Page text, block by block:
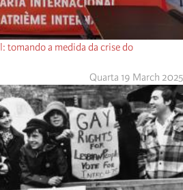
tomando a medida da crise do
Quarta 19 March 2025